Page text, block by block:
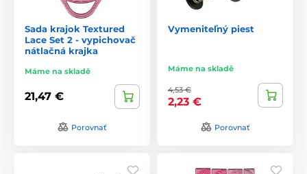
Sada krajok Textured
Lace Set 2 - vypichovač
nátlačná krajka
Máme na skladě
21,47 €
Porovnať
Vymeniteľný piest
Máme na skladě
4,53 €
2,23 €
Porovnať